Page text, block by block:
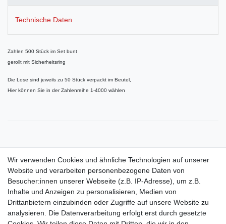
Technische Daten
Zahlen 500 Stück im Set bunt
gerollt mit Sicherheitsring
Die Lose sind jeweils zu 50 Stück verpackt im Beutel,
Hier können Sie in der Zahlenreihe 1-4000 wählen
Shop
Wir verwenden Cookies und ähnliche Technologien auf unserer
Website und verarbeiten personenbezogene Daten von
Besucher:innen unserer Webseite (z.B. IP-Adresse), um z.B.
Inhalte und Anzeigen zu personalisieren, Medien von
Drittanbietern einzubinden oder Zugriffe auf unsere Website zu
analysieren. Die Datenverarbeitung erfolgt erst durch gesetzte